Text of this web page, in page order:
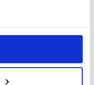
3 días